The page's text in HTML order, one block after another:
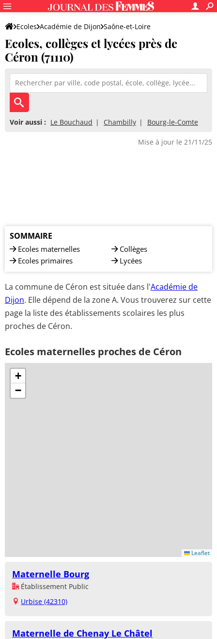
Ecoles Académie de Dijon Saône-et-Loire
Ecoles, collèges et lycées près de
Céron (71110)
Voir aussi : Le Bouchaud Chambilly Bourg-le-Comte
Mise à jour le 21/11/25
SOMMAIRE
Ecoles maternelles
Ecoles primaires
Collèges
Lycées
La commune de Céron est située dans l'Académie de
Dijon. Elle dépend de la zone A. Vous trouverez sur cette
page la liste des établissements scolaires les plus
proches de Céron.
Ecoles maternelles proches de Céron
+
−
Leaflet
Maternelle Bourg
Établissement Public
Urbise (42310)
Maternelle de Chenay Le Châtel